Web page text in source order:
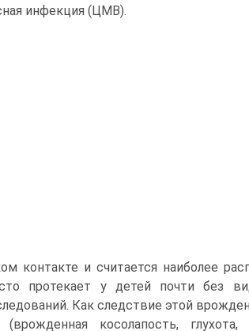
инфекция (ЦМВ).
контакте и считается наиболее
протекает у детей почти без
Как следствие этой
косолапость,